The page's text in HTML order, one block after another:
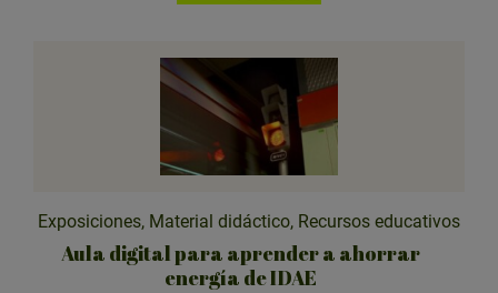
Exposiciones, Material didáctico, Recursos educativos
Aula digital para aprender a ahorrar
energía de IDAE